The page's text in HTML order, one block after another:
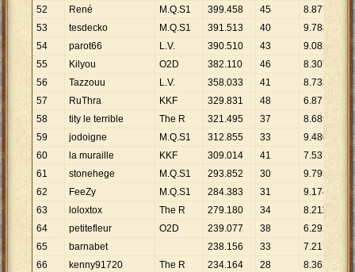
52
René M.Q.S1 399.458 45 8.877
53
tesdecko M.Q.S1 391.513 40 9.788
54
parot66 L.V. 390.510 43 9.082
55
Kilyou O2D 382.110 46 8.307
56
Tazzouu L.V. 358.033 41 8.733
57
RuThra KKF 329.831 48 6.871
58
tity le terrible The R 321.495 37 8.689
59
jodoigne M.Q.S1 312.855 33 9.480
60
la muraille KKF 309.014 41 7.537
61
stonehege M.Q.S1 293.852 30 9.795
62
FeeZy M.Q.S1 284.383 31 9.174
63
loloxtox The R 279.180 34 8.211
64
petitefleur O2D 239.077 38 6.292
65
barnabet 238.156 33 7.217
66
kenny91720 The R 234.164 28 8.363